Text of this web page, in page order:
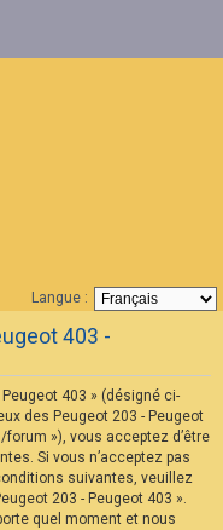
Langue :
403 -
403 » (désigné ci-
des Peugeot 203 - Peugeot
»), vous acceptez d’être
Si vous n’acceptez pas
suivantes, veuillez
203 - Peugeot 403 ».
quel moment et nous